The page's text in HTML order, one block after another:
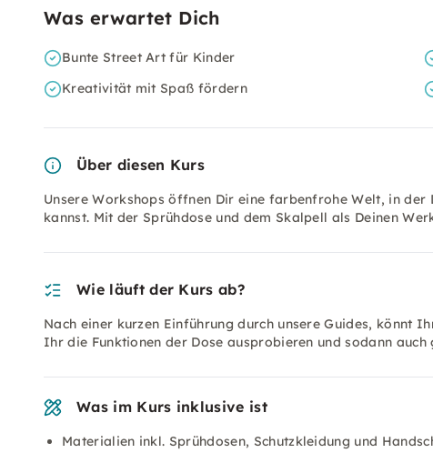
Was erwartet Dich
Bunte Street Art für Kinder
Kreativität mit Spaß fördern
Über diesen Kurs
Unsere Workshops öffnen Dir eine farbenfrohe Welt, in der
kannst. Mit der Sprühdose und dem Skalpell als Deinen
Wie läuft der Kurs ab?
Nach einer kurzen Einführung durch unsere Guides, könnt
Ihr die Funktionen der Dose ausprobieren und sodann auch
Was im Kurs inklusive ist
Materialien inkl. Sprühdosen, Schutzkleidung und